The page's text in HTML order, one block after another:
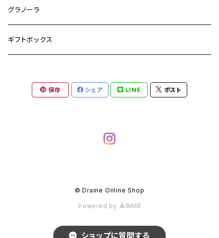
グラノーラ
ギフトボックス
保存 シェア LINE ポスト
© Draine Online Shop
Powered by
ショップに質問する